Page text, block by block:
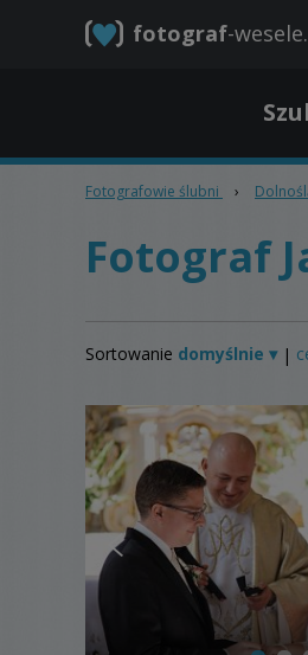
fotograf-
Fotografowie ślubni ›
Fotograf
Sortowanie domyślnie ▾ |